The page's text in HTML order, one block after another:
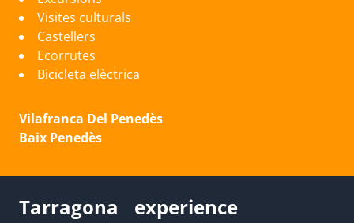
Visites culturals
Castellers
Ecorrutes
Bicicleta elèctrica
Vilafranca Del Penedès
Baix Penedès
Tarragona experience